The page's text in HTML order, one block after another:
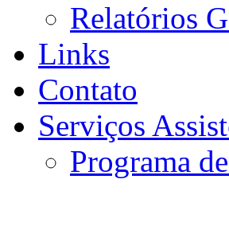
Relatórios
Links
Contato
Serviços
Programa